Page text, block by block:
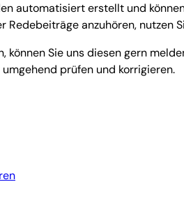
automatisiert erstellt und
Redebeiträge anzuhören, nutzen
können Sie uns diesen gern
prüfen und korrigieren.